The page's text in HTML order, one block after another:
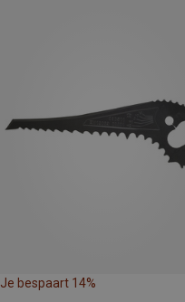
Je bespaart 14%